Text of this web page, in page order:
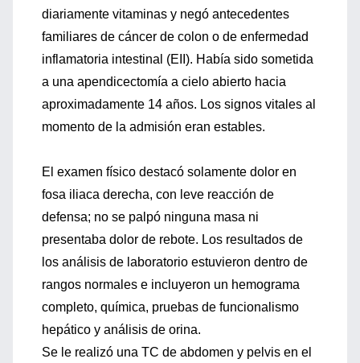
diariamente vitaminas y negó antecedentes
familiares de cáncer de colon o de enfermedad
inflamatoria intestinal (EII). Había sido sometida
a una apendicectomía a cielo abierto hacia
aproximadamente 14 años. Los signos vitales al
momento de la admisión eran estables.
El examen físico destacó solamente dolor en
fosa iliaca derecha, con leve reacción de
defensa; no se palpó ninguna masa ni
presentaba dolor de rebote. Los resultados de
los análisis de laboratorio estuvieron dentro de
rangos normales e incluyeron un hemograma
completo, química, pruebas de funcionalismo
hepático y análisis de orina.
Se le realizó una TC de abdomen y pelvis en el